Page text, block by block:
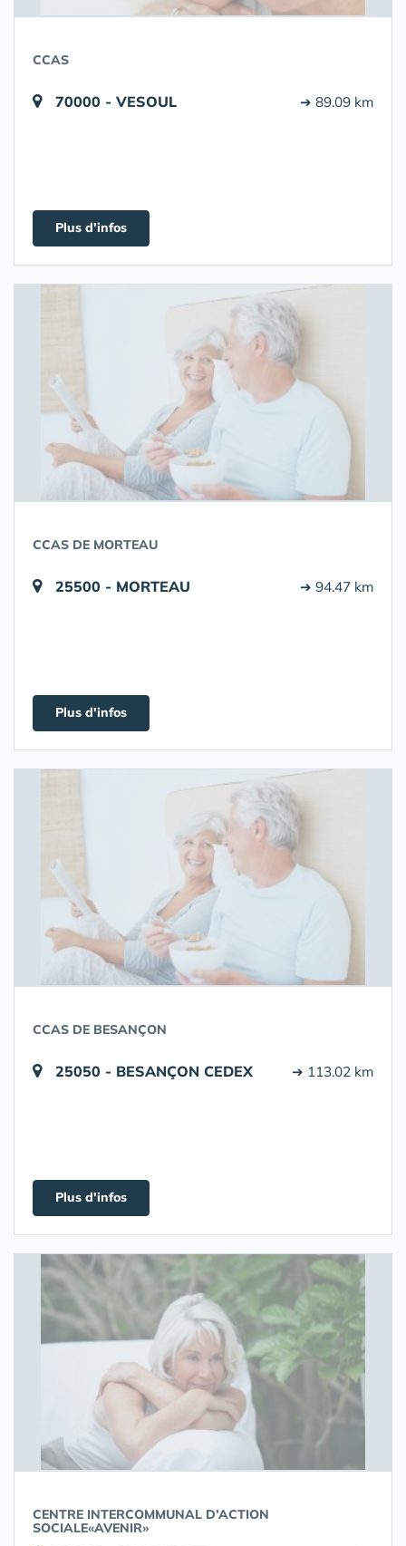
CCAS
70000 - VESOUL ➔ 89.09 km
Plus d'infos
CCAS DE MORTEAU
25500 - MORTEAU ➔ 94.47 km
Plus d'infos
CCAS DE BESANÇON
25050 - BESANÇON CEDEX ➔ 113.02 km
Plus d'infos
CENTRE INTERCOMMUNAL D’ACTION
SOCIALE«AVENIR»